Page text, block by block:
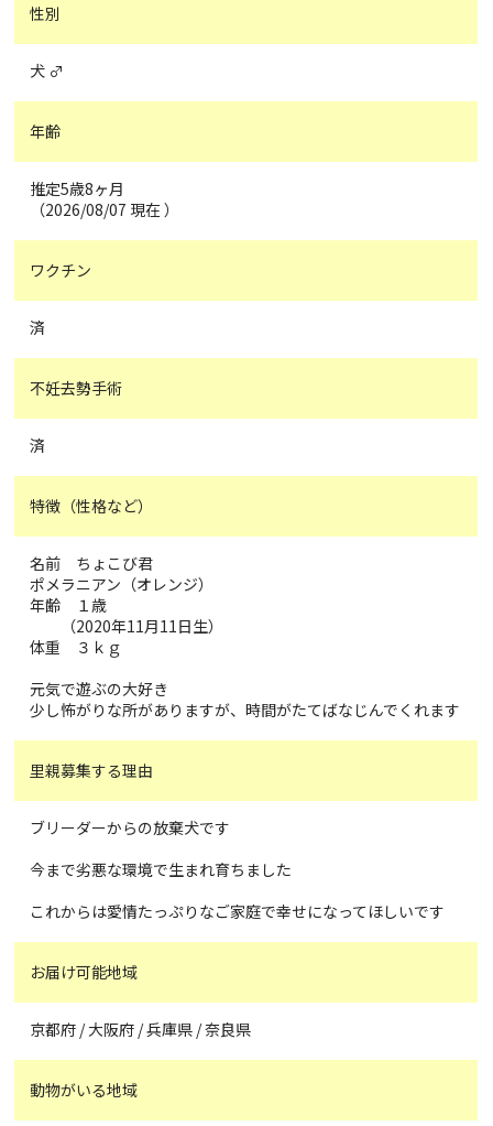
性別
犬 ♂
年齢
推定5歳8ヶ月
（2026/08/07 現在 ）
ワクチン
済
不妊去勢手術
済
特徴（性格など）
名前 ちょこび君
ポメラニアン（オレンジ）
年齢 １歳
（2020年11月11日生）
体重 ３ｋｇ
元気で遊ぶの大好き
少し怖がりな所がありますが、時間がたてばなじんでくれます
里親募集する理由
ブリーダーからの放棄犬です
今まで劣悪な環境で生まれ育ちました
これからは愛情たっぷりなご家庭で幸せになってほしいです
お届け可能地域
京都府 / 大阪府 / 兵庫県 / 奈良県
動物がいる地域